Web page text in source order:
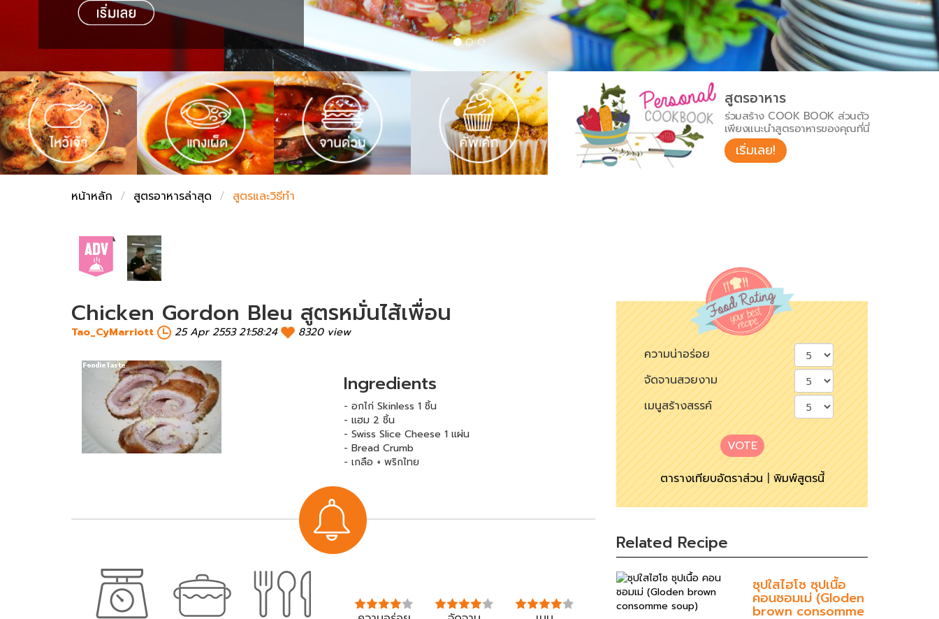
เปรียบเทียบน้ำหนักวัตถุดิบ
ชั่งตวงเนย
สูตรอาหาร
ร่วมสร้าง COOK BOOK ส่วนตัว
เพียงแนะนำสูตรอาหารของคุณที่นี่
เริ่มเลย!
หน้าหลัก สูตรอาหารล่าสุด สูตรและวิธีทำ
Chicken Gordon Bleu สูตรหมั่นไส้เพื่อน
Tao_CyMarriott 25 Apr 2553 21:58:24 8320 view
Ingredients
- อกไก่ Skinless 1 ชิ้น
- แฮม 2 ชิ้น
- Swiss Slice Cheese 1 แผ่น
- Bread Crumb
- เกลือ + พริกไทย
ความน่าอร่อย
จัดจานสวยงาม
เมนูสร้างสรรค์
VOTE
ตารางเทียบอัตราส่วน|พิมพ์สูตรนี้
Related Recipe
ซุปใสไฮโซ ซุปเนื้อ
คอนซอมเม่ (Gloden
brown consomme